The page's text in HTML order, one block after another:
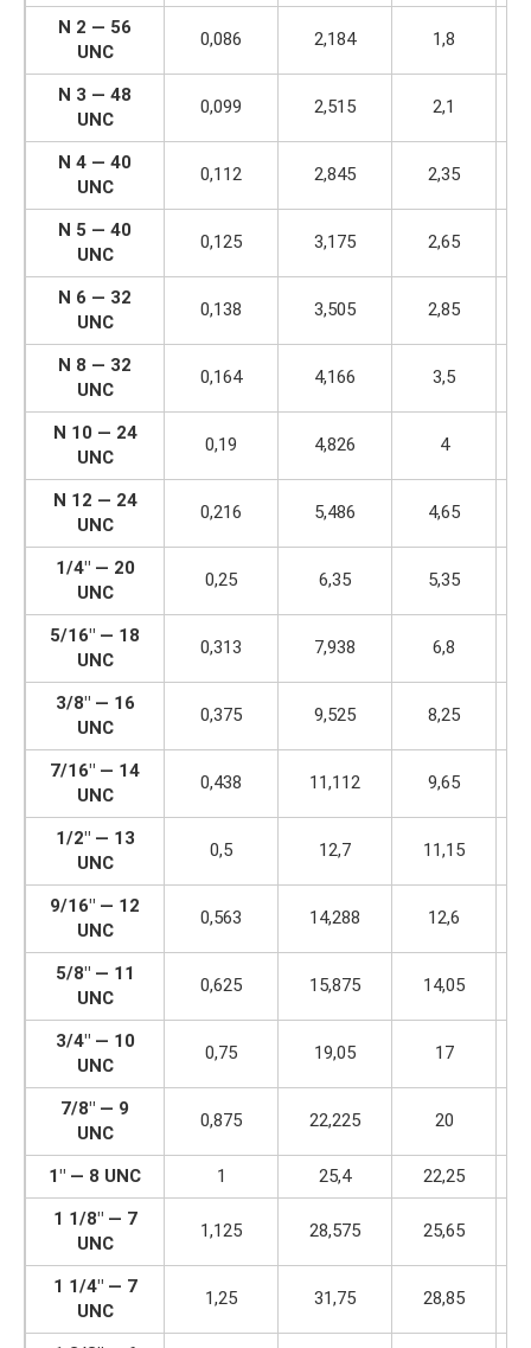
N 2 — 56
UNC
0,086 2,184 1,8
N 3 — 48
UNC
0,099 2,515 2,1
N 4 — 40
UNC
0,112 2,845 2,35
N 5 — 40
UNC
0,125 3,175 2,65
N 6 — 32
UNC
0,138 3,505 2,85
N 8 — 32
UNC
0,164 4,166 3,5
N 10 — 24
UNC
0,19 4,826 4
N 12 — 24
UNC
0,216 5,486 4,65
1/4″ — 20
UNC
0,25 6,35 5,35
5/16″ — 18
UNC
0,313 7,938 6,8
3/8″ — 16
UNC
0,375 9,525 8,25
7/16″ — 14
UNC
0,438 11,112 9,65
1/2″ — 13
UNC
0,5 12,7 11,15
9/16″ — 12
UNC
0,563 14,288 12,6
5/8″ — 11
UNC
0,625 15,875 14,05
3/4″ — 10
UNC
0,75 19,05 17
7/8″ — 9
UNC
0,875 22,225 20
1″ — 8 UNC 1 25,4
22,25
1 1/8″ — 7
UNC
1,125 28,575 25,65
1 1/4″ — 7
UNC
1,25 31,75 28,85